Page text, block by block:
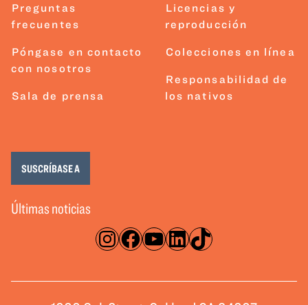
Preguntas
frecuentes
Póngase en contacto
con nosotros
Sala de prensa
Licencias y
reproducción
Colecciones en línea
Responsabilidad de
los nativos
Instagram
Facebook
YouTube
LinkedIn
TikTok
Últimas noticias
SUSCRÍBASE A